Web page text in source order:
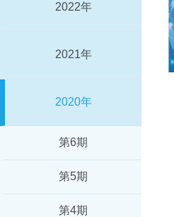
2022年
2021年
2020年
第6期
第5期
第4期